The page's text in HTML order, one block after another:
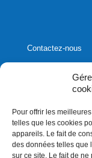
Pour offrir les
telles que les cookies
appareils. Le fait de
des données telles que
sur ce site. Le fait de
Contactez-nous
1020, rue
Québec (Québec)
info[]affluences.ca